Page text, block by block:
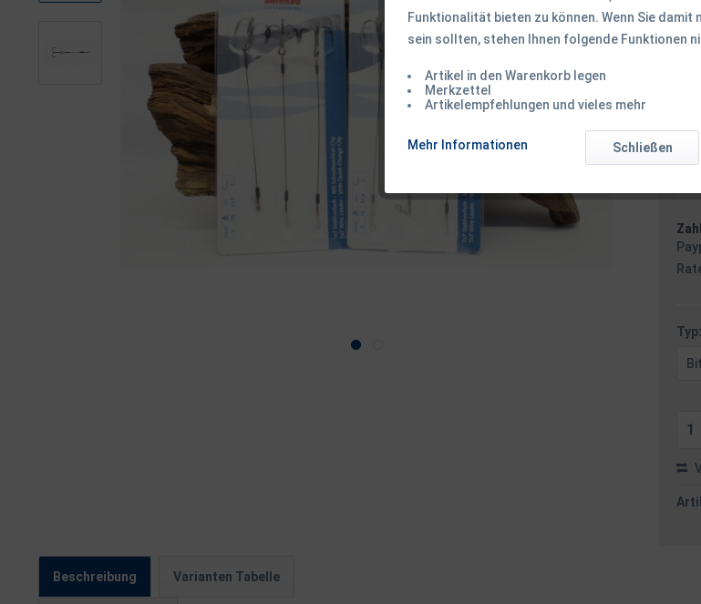
Typ:
Beschreibung Varianten Tabelle
Funktionalität bieten zu können. Wenn Sie damit
sein sollten, stehen Ihnen folgende Funktionen
Artikel in den Warenkorb legen
Merkzettel
Artikelempfehlungen und vieles mehr
Mehr Informationen Schließen